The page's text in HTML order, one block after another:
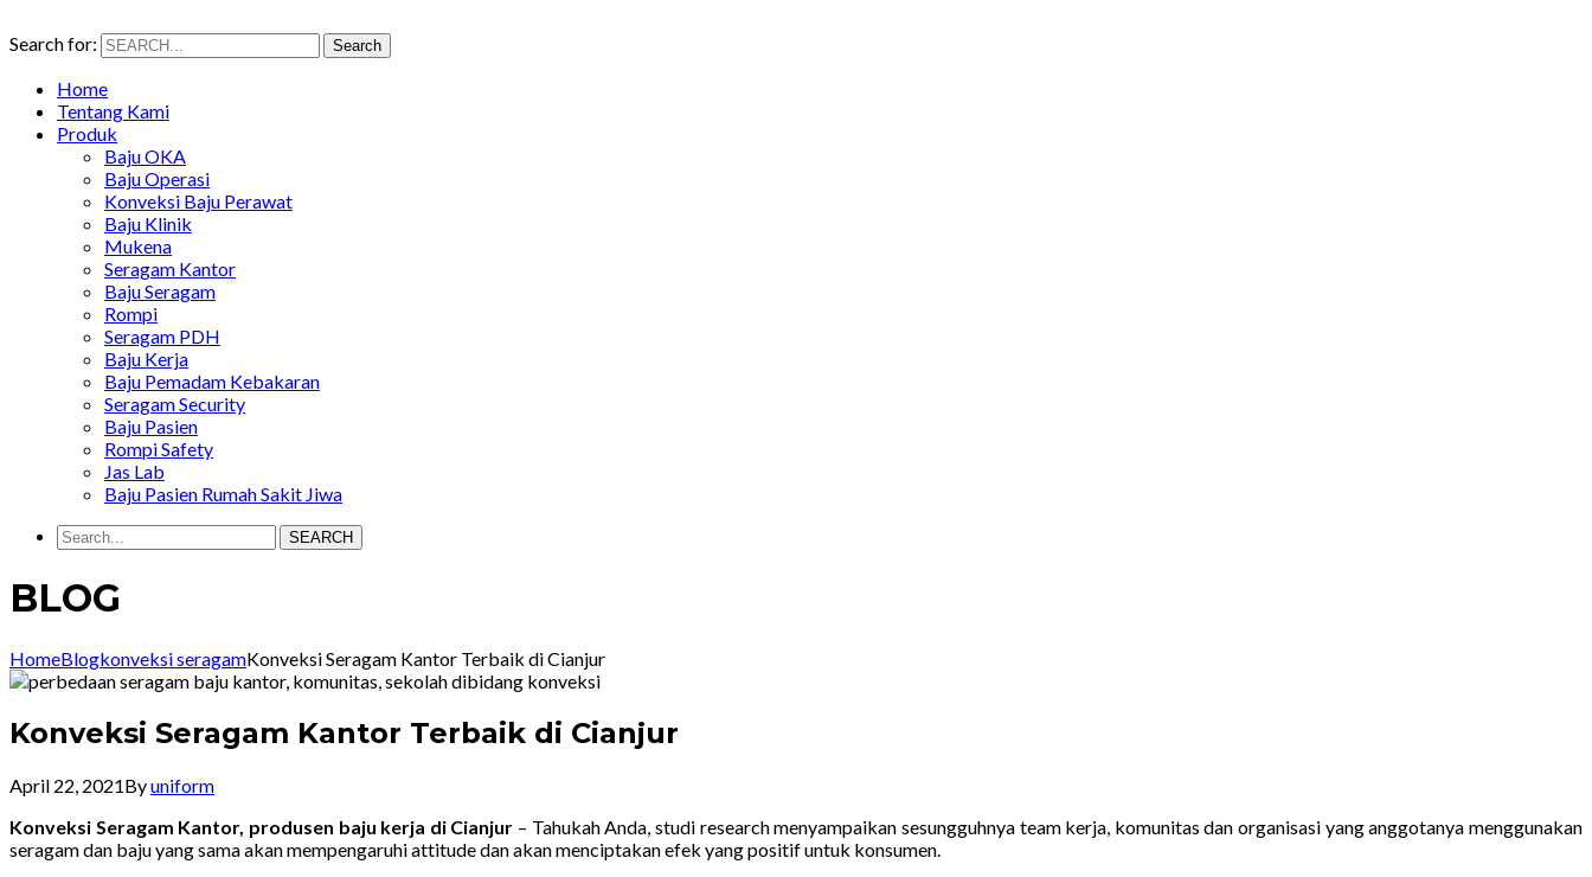
Search for: Search
Home
Tentang Kami
Produk
Baju OKA
Baju Operasi
Konveksi Baju Perawat
Baju Klinik
Mukena
Seragam Kantor
Baju Seragam
Rompi
Seragam PDH
Baju Kerja
Baju Pemadam Kebakaran
Seragam Security
Baju Pasien
Rompi Safety
Jas Lab
Baju Pasien Rumah Sakit Jiwa
SEARCH
BLOG
HomeBlogkonveksi seragamKonveksi Seragam Kantor Terbaik di Cianjur
Konveksi Seragam Kantor Terbaik di Cianjur
April 22, 2021Byuniform
Konveksi Seragam Kantor, produsen baju kerja di Cianjur – Tahukah Anda, studi research menyampaikan sesungguhnya team kerja, komunitas dan organisasi yang anggotanya menggunakan
seragam dan baju yang sama akan mempengaruhi attitude dan akan menciptakan efek yang positif untuk konsumen.